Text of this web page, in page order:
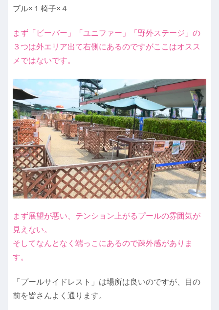
ブル×１椅子×４
まず「ビーバー」「ユニファー」「野外ステージ」の
３つは外エリア出て右側にあるのですがここはオスス
メではないです。
まず展望が悪い、テンション上がるプールの雰囲気が
見えない。
そしてなんとなく端っこにあるので疎外感がありま
す。
「プールサイドレスト」は場所は良いのですが、目の
前を皆さんよく通ります。